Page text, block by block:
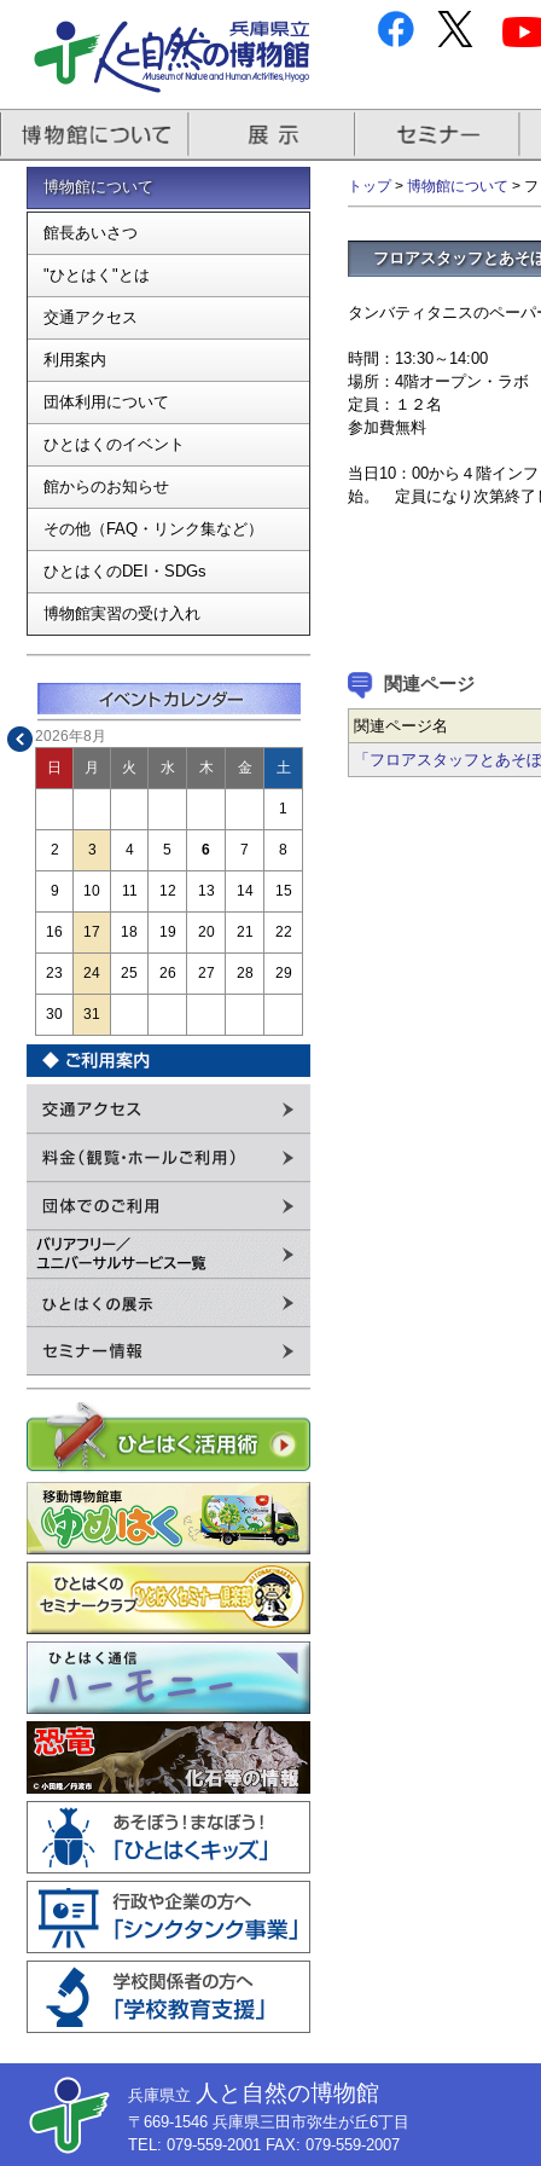
博物館について
館長あいさつ
"ひとはく"とは
交通アクセス
利用案内
団体利用について
ひとはくのイベント
館からのお知らせ
その他（FAQ・リンク集など）
ひとはくのDEI・SDGs
博物館実習の受け入れ
2026年8月
日 月 火 水 木 金 土
1
2 3 4 5 6 7 8
9 10 11 12 13 14 15
16 17 18 19 20 21 22
23 24 25 26 27 28 29
30 31
トップ> 博物館について >
フロアスタッフとあそ
タンバティタニスのペ
時間：13:30～14:00
場所：4階オープン・ラボ
定員：１２名
参加費無料
当日10：00から４階イン
始。 定員になり次第終了
関連ページ
関連ページ名
「フロアスタッフとあそ
兵庫県立 人と自然の博物館
〒669-1546 兵庫県三田市弥生が丘6丁目
TEL: 079-559-2001 FAX: 079-559-2007